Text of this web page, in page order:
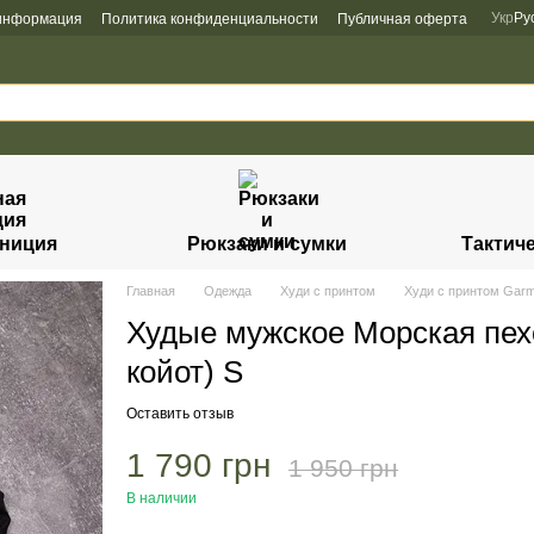
Политика конфиденциальности Публичная оферта Укр
Рюкзаки и сумки
Главная Одежда Худи с принтом Худи с принтом
Худые мужское Морская
койот) S
Оставить отзыв
1 790 грн 1 950 грн
В наличии